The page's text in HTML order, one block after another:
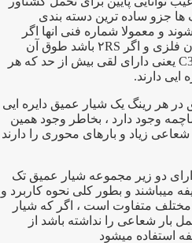
ها جزو ساده ترین دسته بندی
و معمولا شماره فنی انها اگر
شامل zz یعنی طوق دور آن فلزی و اگر ۲RS باشد طوق آن
پلاستیکی یا آبند میباشد و C3 یعنی دارای لقی بیش از حد که هر
ایی دارند.
در هر رینگ یک شیار عمیق دایره ایی
وجود دارد ، بخاطر وجود همین
شعاعی زیاد و بارهای محوری را دارند
دو زیر مجموعه شیار عمیق تک
میباشند و بطور کلی نحوه کاربرد و
مختلف متفاوت است ، اگر که شیار
بار شعاعی را نداشته باشد از
استفاده میشود